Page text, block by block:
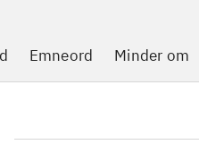
Emneord Minder om